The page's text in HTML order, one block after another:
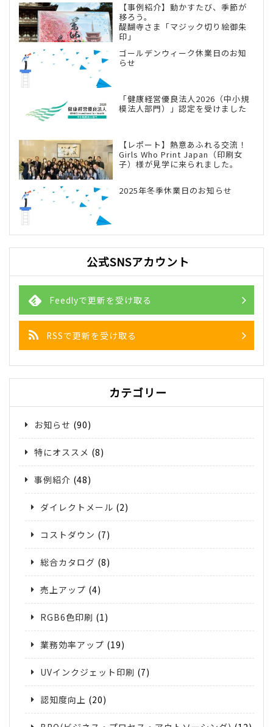
【事例紹介】動かすたび、季節が
移ろう。
醍醐寺さま「マジック切り絵御朱
印」
ゴールデンウィーク休業日のお知
らせ
「健康経営優良法人2026（中小規
模法人部門）」認定を受けました
【レポート】熱意あふれる交流！
Girls Who Print Japan（印刷女
子）様が見学に来られました。
2025年冬季休業日のお知らせ
公式SNSアカウント
Feedlyで更新を受け取る
RSSで更新を受け取る
カテゴリー
お知らせ (90)
特にオススメ (8)
事例紹介 (48)
ダイレクトメール (2)
コストダウン (7)
総合カタログ (8)
売上アップ (4)
RGB6色印刷 (1)
業務効率アップ (19)
UVインクジェット印刷 (7)
認知度向上 (20)